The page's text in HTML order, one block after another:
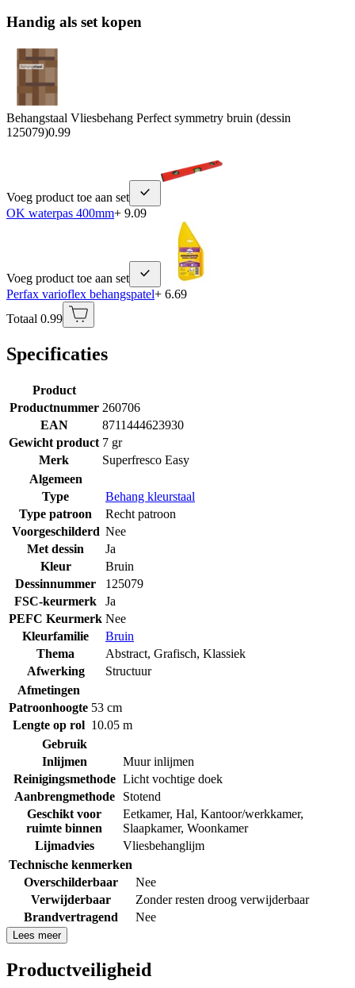
Handig als set kopen
Behangstaal Vliesbehang Perfect symmetry bruin (dessin
125079)0.99
Voeg product toe aan set
OK waterpas 400mm+ 9.09
Voeg product toe aan set
Perfax varioflex behangspatel+ 6.69
Totaal 0.99
Specificaties
Product
Productnummer 260706
EAN
8711444623930
Gewicht product 7 gr
Merk
Superfresco Easy
Algemeen
Type
Behang kleurstaal
Type patroon
Recht patroon
Voorgeschilderd Nee
Met dessin
Ja
Kleur
Bruin
Dessinnummer
125079
FSC-keurmerk
Ja
PEFC Keurmerk Nee
Kleurfamilie
Bruin
Thema
Abstract, Grafisch, Klassiek
Afwerking
Structuur
Afmetingen
Patroonhoogte 53 cm
Lengte op rol 10.05 m
Gebruik
Inlijmen
Muur inlijmen
Reinigingsmethode Licht vochtige doek
Aanbrengmethode
Stotend
Geschikt voor
ruimte binnen
Eetkamer, Hal, Kantoor/werkkamer,
Slaapkamer, Woonkamer
Lijmadvies
Vliesbehanglijm
Technische kenmerken
Overschilderbaar
Nee
Verwijderbaar
Zonder resten droog verwijderbaar
Brandvertragend
Nee
Lees meer
Productveiligheid